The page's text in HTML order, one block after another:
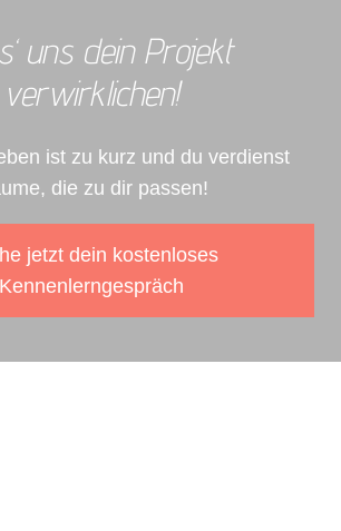
uns dein Projekt
verwirklichen!
ist zu kurz und du verdienst
die zu dir passen!
jetzt dein kostenloses
Kennenlerngespräch